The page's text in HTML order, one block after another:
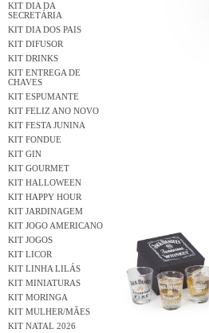
KIT DIA DA
SECRETÁRIA
KIT DIA DOS PAIS
KIT DIFUSOR
KIT DRINKS
KIT ENTREGA DE
CHAVES
KIT ESPUMANTE
KIT FELIZ ANO NOVO
KIT FESTA JUNINA
KIT FONDUE
KIT GIN
KIT GOURMET
KIT HALLOWEEN
KIT HAPPY HOUR
KIT JARDINAGEM
KIT JOGO AMERICANO
KIT JOGOS
KIT LICOR
KIT LINHA LILÁS
KIT MINIATURAS
KIT MORINGA
KIT MULHER/MÃES
KIT NATAL 2026